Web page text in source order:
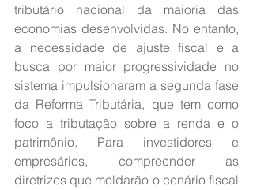
tributário nacional da maioria das
economias desenvolvidas. No entanto,
a necessidade de ajuste fiscal e a
busca por maior progressividade no
sistema impulsionaram a segunda fase
da Reforma Tributária, que tem como
foco a tributação sobre a renda e o
patrimônio. Para investidores e
empresários, compreender as
diretrizes que moldarão o cenário fiscal